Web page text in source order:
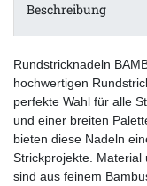
Beschreibung
Rundstricknadeln
hochwertigen
perfekte Wahl für alle
und einer breiten
bieten diese Nadeln
Strickprojekte. Material
sind aus feinem